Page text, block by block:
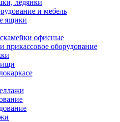
ледянки
и мебель
ящики
офисные
прикассовое оборудование